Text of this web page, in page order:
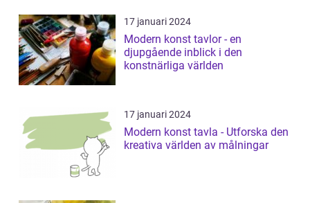
17 januari 2024
Modern konst tavlor - en
djupgående inblick i den
konstnärliga världen
17 januari 2024
Modern konst tavla - Utforska den
kreativa världen av målningar